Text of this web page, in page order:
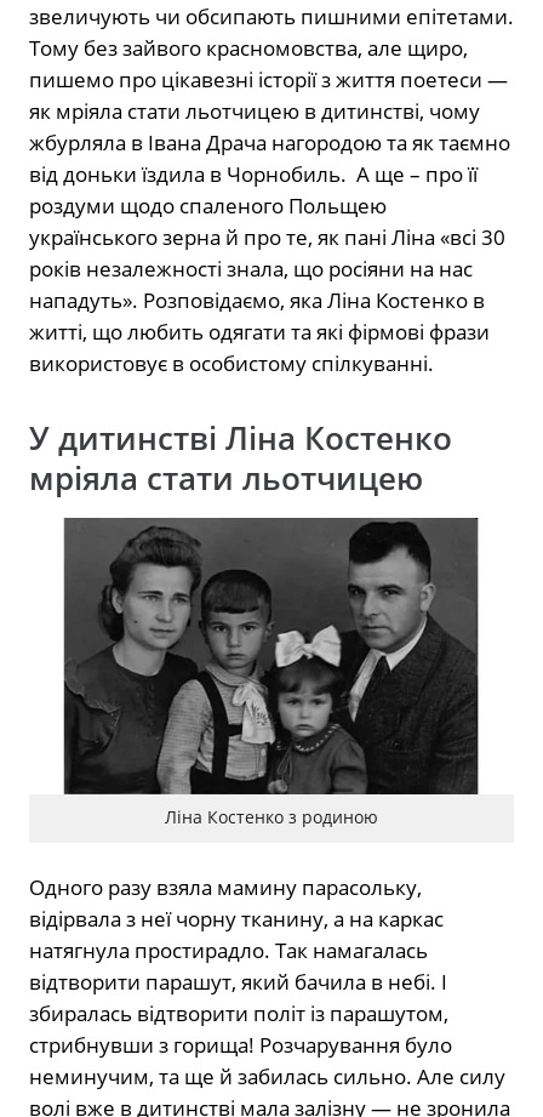
звеличують чи обсипають пишними епітетами.
Тому без зайвого красномовства, але щиро,
пишемо про цікавезні історії з життя поетеси —
як мріяла стати льотчицею в дитинстві, чому
жбурляла в Івана Драча нагородою та як таємно
від доньки їздила в Чорнобиль. А ще – про її
роздуми щодо спаленого Польщею
українського зерна й про те, як пані Ліна «всі 30
років незалежності знала, що росіяни на нас
нападуть». Розповідаємо, яка Ліна Костенко в
житті, що любить одягати та які фірмові фрази
використовує в особистому спілкуванні.
У дитинстві Ліна Костенко
мріяла стати льотчицею
Ліна Костенко з родиною
Одного разу взяла мамину парасольку,
відірвала з неї чорну тканину, а на каркас
натягнула простирадло. Так намагалась
відтворити парашут, який бачила в небі. І
збиралась відтворити політ із парашутом,
стрибнувши з горища! Розчарування було
неминучим, та ще й забилась сильно. Але силу
волі вже в дитинстві мала залізну — не зронила